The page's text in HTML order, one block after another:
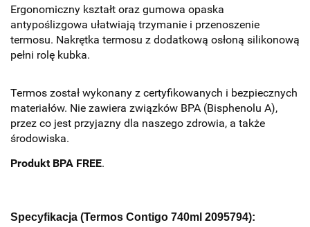
Ergonomiczny kształt oraz gumowa opaska
antypoślizgowa ułatwiają trzymanie i przenoszenie
termosu. Nakrętka termosu z dodatkową osłoną silikonową
pełni rolę kubka.
Termos został wykonany z certyfikowanych i bezpiecznych
materiałów. Nie zawiera związków BPA (Bisphenolu A),
przez co jest przyjazny dla naszego zdrowia, a także
środowiska.
Produkt BPA FREE.
Specyfikacja (Termos Contigo 740ml 2095794):